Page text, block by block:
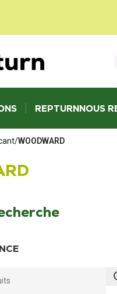
REPTURNNOUS
/WOODWARD